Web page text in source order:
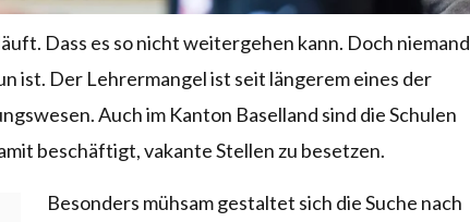
Dass es so nicht weitergehen kann. Doch niemand
ist. Der Lehrermangel ist seit längerem eines der
Auch im Kanton Baselland sind die Schulen
beschäftigt, vakante Stellen zu besetzen.
Besonders mühsam gestaltet sich die Suche nach